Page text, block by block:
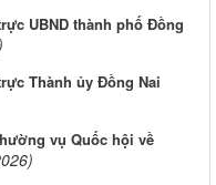
UBND thành phố Đồng
Thành ủy Đồng Nai
vụ Quốc hội về